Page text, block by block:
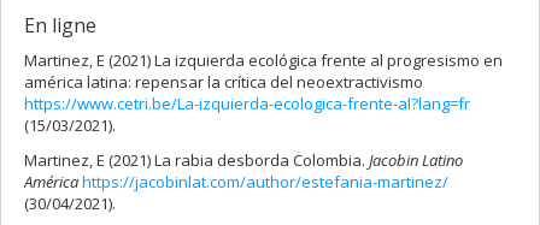
En ligne
Martinez, E (2021) La izquierda ecológica frente al progresismo en
américa latina: repensar la crítica del neoextractivismo
https://www.cetri.be/La-izquierda-ecologica-frente-al?lang=fr
(15/03/2021).
Martinez, E (2021) La rabia desborda Colombia. Jacobin Latino
Américahttps://jacobinlat.com/author/estefania-martinez/
(30/04/2021).